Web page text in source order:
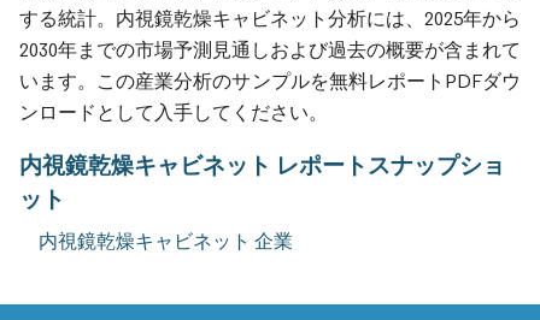
する統計。内視鏡乾燥キャビネット分析には、2025年から
2030年までの市場予測見通しおよび過去の概要が含まれて
います。この産業分析のサンプルを無料レポートPDFダウ
ンロードとして入手してください。
内視鏡乾燥キャビネット レポートスナップショ
ット
内視鏡乾燥キャビネット 企業